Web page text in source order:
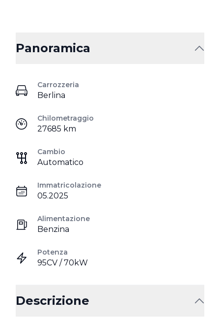
Panoramica
Carrozzeria
Berlina
Chilometraggio
27685 km
Cambio
Automatico
Immatricolazione
05.2025
Alimentazione
Benzina
Potenza
95CV / 70kW
Descrizione